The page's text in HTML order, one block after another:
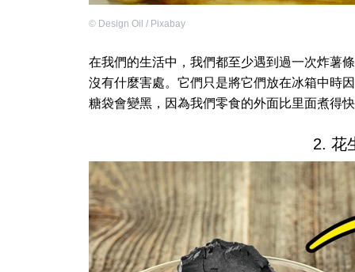
© Design Oil / Pixabay
在我們的生活中，我們都至少遇到過一次炸薯
沒有什麼害處。它們只是將它們放在冰箱中時
糖袋會變黑，因為我們零食的外面比里面煮得
2. 花